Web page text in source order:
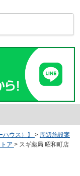
ウス）】 > 周辺施設案
ア > スギ薬局 昭和町店